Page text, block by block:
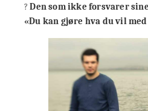
?Den som ikke forsvarer
«Du kan gjøre hva du vil med